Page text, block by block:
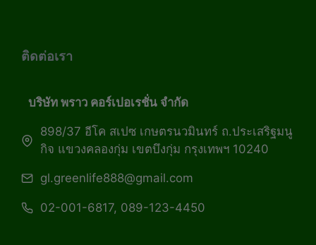
ติดต่อเรา
บริษัท พราว คอร์เปอเรชั่น จำกัด
898/37 อีโค สเปซ เกษตรนวมินทร์ ถ.ประเสริฐมนู
กิจ แขวงคลองกุ่ม เขตบึงกุ่ม กรุงเทพฯ 10240
gl.greenlife888@gmail.com
02-001-6817, 089-123-4450